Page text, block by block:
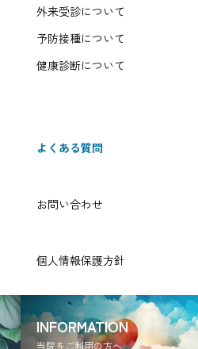
外来受診について
予防接種について
健康診断について
よくある質問
お問い合わせ
個人情報保護方針
INFORMATION
当院をご利用の方へ